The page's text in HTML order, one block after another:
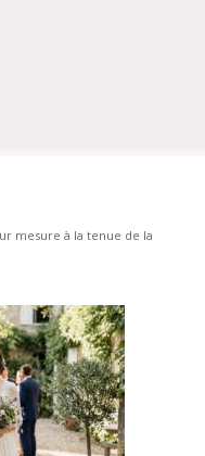
mesure à la tenue de la